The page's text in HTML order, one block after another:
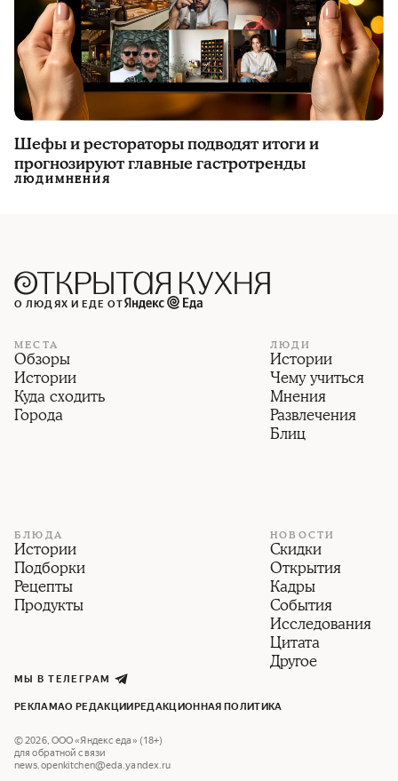
Шефы и рестораторы подводят итоги и
прогнозируют главные гастротренды
ЛЮДИМНЕНИЯ
О ЛЮДЯХ И ЕДЕ ОТ
МЕСТА
Обзоры
Истории
Куда сходить
Города
ЛЮДИ
Истории
Чему учиться
Мнения
Развлечения
Блиц
БЛЮДА
Истории
Подборки
Рецепты
Продукты
НОВОСТИ
Скидки
Открытия
Кадры
События
Исследования
Цитата
Другое
МЫ В ТЕЛЕГРАМ
РЕКЛАМАО РЕДАКЦИИ РЕДАКЦИОННАЯ ПОЛИТИКА
©2026, ООО «Яндекс еда» (18+)
для обратной связи
news.openkitchen@eda.yandex.ru